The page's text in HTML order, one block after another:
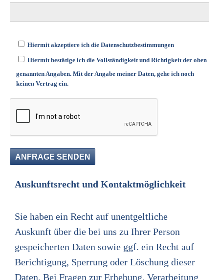
Hiermit akzeptiere ich die Datenschutzbestimmungen
Hiermit bestätige ich die Vollständigkeit und Richtigkeit der oben
genannten Angaben. Mit der Angabe meiner Daten, gehe ich noch
keinen Vertrag ein.
Auskunftsrecht und Kontaktmöglichkeit
Sie haben ein Recht auf unentgeltliche
Auskunft über die bei uns zu Ihrer Person
gespeicherten Daten sowie ggf. ein Recht auf
Berichtigung, Sperrung oder Löschung dieser
Daten. Bei Fragen zur Erhebung, Verarbeitung